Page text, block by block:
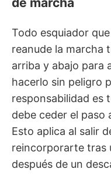
Todo esquiador
reanude la marcha
arriba y abajo para
hacerlo sin peligro
responsabilidad es
debe ceder el paso
Esto aplica al salir
reincorporarte tras
después de un